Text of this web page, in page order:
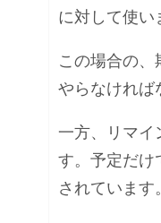
に対して使い
この場合の
やらなければ
一方、リマイ
す。予定だけ
されています。